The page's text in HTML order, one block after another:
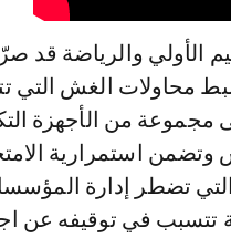
الأولي والرياضة قد
محاولات الغش التي
مجموعة من الأجهزة
وتضمن استمرارية
تضطر إدارة
تتسبب في توقيفه عن